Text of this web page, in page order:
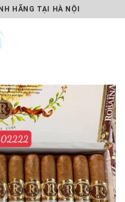
HÃNG TẠI HÀ NỘI